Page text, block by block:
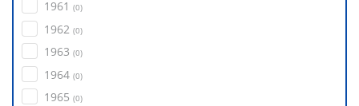
1961 (0)
1962 (0)
1963 (0)
1964 (0)
1965 (0)